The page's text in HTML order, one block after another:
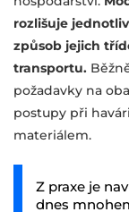
rozlišuje
způsob jejich
transportu.
požadavky na
postupy při
materiálem.
Z praxe je
dnes